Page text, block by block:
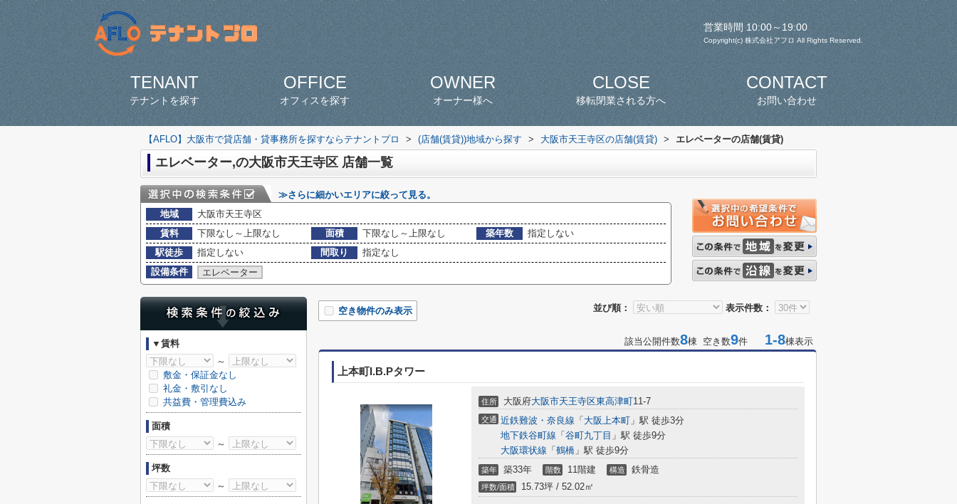
営業時間 10:00～19:00
Copyright(c) 株式会社アフロ All Rights Reserved.
TENANT
テナントを探す
OFFICE
オフィスを探す
OWNER
オーナー様へ
CLOSE
移転閉業される方へ
CONTACT
お問い合わせ
【AFLO】大阪市で貸店舗・貸事務所を探すならテナントプロ > (店舗(賃貸))地域から探す > 大阪市天王寺区の店舗(賃貸) > エレベーターの店舗(賃貸)
エレベーター,の大阪市天王寺区 店舗一覧
≫さらに細かいエリアに絞って見る。
地域
大阪市天王寺区
賃料
下限なし～上限なし 面積 下限なし～上限なし 築年数
指定しない
駅徒歩
指定しない 間取り
指定なし
設備条件
エレベーター
並び順： 表示件数：
空き物件のみ表示
該当公開件数8棟 空き数9件 1-8棟表示
上本町I.B.Pタワー
住所 大阪府大阪市天王寺区東高津町11-7
交通 近鉄難波・奈良線 「 大阪上本町 」駅 徒歩3分
地下鉄谷町線 「 谷町九丁目 」駅 徒歩9分
大阪環状線 「 鶴橋 」駅 徒歩9分
築年 築33年 階数 11階建 構造 鉄骨造
坪数/面積 15.73坪 / 52.02㎡
▼賃料
～
敷金・保証金なし
礼金・敷引なし
共益費・管理費込み
面積
～
坪数
～